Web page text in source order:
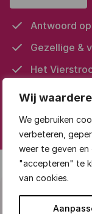
Wij
We gebruiken
verbeteren,
weer te geven en
"accepteren" te
van cookies.
Antwoord
Gezellige &
Het
Korting in
Ons